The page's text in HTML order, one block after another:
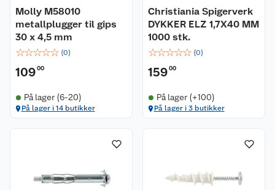
Molly M58010
metallplugger til gips
30 x 4,5 mm
☆☆☆☆☆ (0)
10900
På lager (6-20)
På lager i 14 butikker
Christiania Spigerverk
DYKKER ELZ 1,7X40 MM
1000 stk.
☆☆☆☆☆ (0)
15900
På lager (+100)
På lager i 3 butikker